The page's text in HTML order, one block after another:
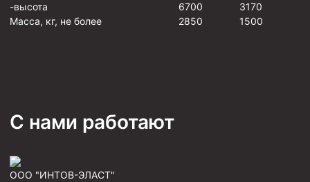
Муфта ОТТМ 127
Муфта ОТТМ 168
Муфта ОТТГ 168
-высота
6700
3170
Масса, кг, не более
2850 1500
С нами работают
ООО "ИНТОВ-ЭЛАСТ"